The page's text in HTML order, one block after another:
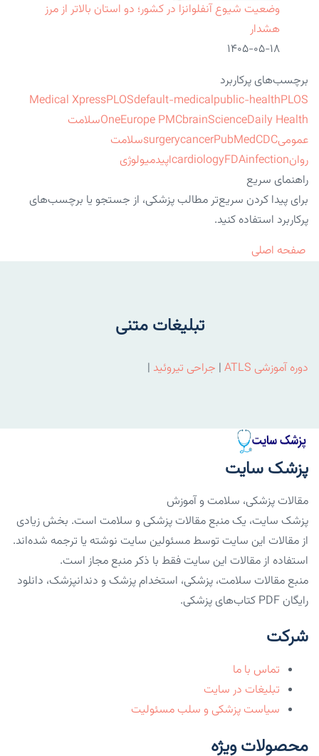
وضعیت شیوع آنفلوانزا در کشور؛ دو استان بالاتر از مرز
هشدار
۱۴۰۵-۰۵-۱۸
برچسب‌های پرکاربرد
Medical XpressPLOSdefault-medicalpublic-healthPLOS
OneEurope PMCbrainScienceDaily Health
سلامت
عمومی
surgerycancerPubMedCDC
سلامت
روان
cardiologyFDAinfection
اپیدمیولوژی
راهنمای سریع
برای پیدا کردن سریع‌تر مطالب پزشکی، از جستجو یا برچسب‌های
پرکاربرد استفاده کنید.
صفحه اصلی
تبلیغات متنی
دوره آموزشی ATLS | جراحی تیروئید |
پزشک سایت
مقالات پزشکی، سلامت و آموزش
پزشک سایت، یک منبع مقالات پزشکی و سلامت است. بخش زیادی
از مقالات این سایت توسط مسئولین سایت نوشته یا ترجمه شده‌اند.
استفاده از مقالات این سایت فقط با ذکر منبع مجاز است.
منبع مقالات سلامت، پزشکی، استخدام پزشک و دندانپزشک، دانلود
رایگان PDF کتاب‌های پزشکی.
شرکت
تماس با ما
تبلیغات در سایت
سیاست پزشکی و سلب مسئولیت
محصولات ویژه